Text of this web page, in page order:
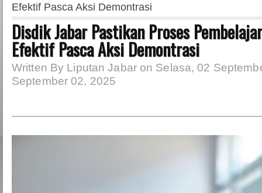
Efektif Pasca Aksi Demontrasi
Disdik Jabar Pastikan Proses
Efektif Pasca Aksi Demontrasi
Written By Liputan Jabar on Selasa, 02
September 02, 2025